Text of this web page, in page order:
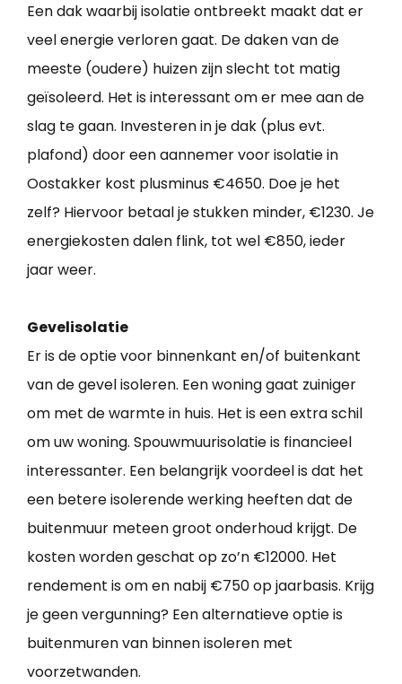
Een dak waarbij isolatie ontbreekt maakt dat er
veel energie verloren gaat. De daken van de
meeste (oudere) huizen zijn slecht tot matig
geïsoleerd. Het is interessant om er mee aan de
slag te gaan. Investeren in je dak (plus evt.
plafond) door een aannemer voor isolatie in
Oostakker kost plusminus €4650. Doe je het
zelf? Hiervoor betaal je stukken minder, €1230. Je
energiekosten dalen flink, tot wel €850, ieder
jaar weer.
Gevelisolatie
Er is de optie voor binnenkant en/of buitenkant
van de gevel isoleren. Een woning gaat zuiniger
om met de warmte in huis. Het is een extra schil
om uw woning. Spouwmuurisolatie is financieel
interessanter. Een belangrijk voordeel is dat het
een betere isolerende werking heeften dat de
buitenmuur meteen groot onderhoud krijgt. De
kosten worden geschat op zo’n €12000. Het
rendement is om en nabij €750 op jaarbasis. Krijg
je geen vergunning? Een alternatieve optie is
buitenmuren van binnen isoleren met
voorzetwanden.